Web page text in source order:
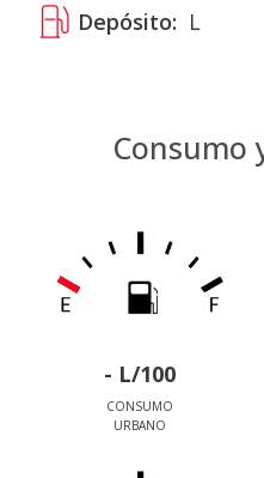
Depósito: L
Consumo
- L/100
CONSUMO
URBANO